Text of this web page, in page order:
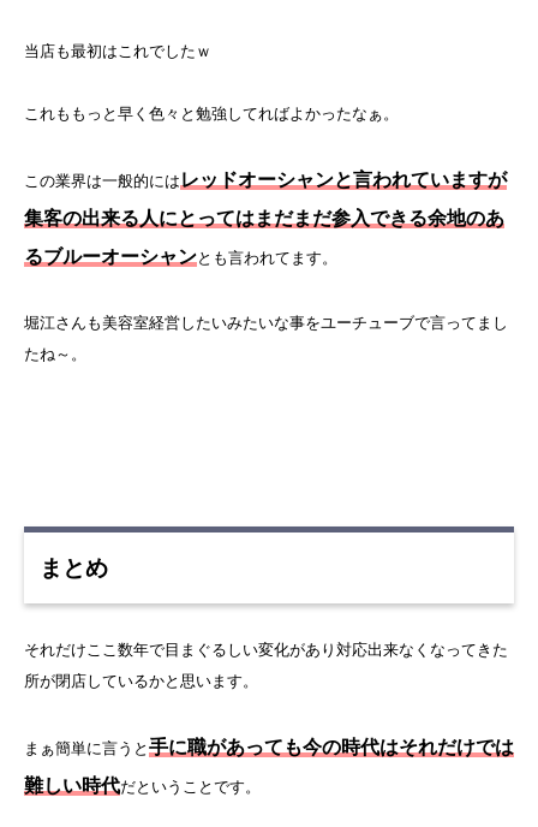
当店も最初はこれでしたｗ
これももっと早く色々と勉強してればよかったなぁ。
この業界は一般的には レッドオーシャンと言われていますが
集客の出来る人にとってはまだまだ参入できる余地のあ
るブルーオーシャンとも言われてます。
堀江さんも美容室経営したいみたいな事をユーチューブで言ってまし
たね～。
まとめ
それだけここ数年で目まぐるしい変化があり対応出来なくなってきた
所が閉店しているかと思います。
まぁ簡単に言うと 手に職があっても今の時代はそれだけでは
難しい時代だということです。